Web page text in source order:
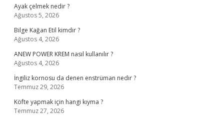
Ayak çelmek nedir ?
Ağustos 5, 2026
Bilge Kağan Etil kimdir ?
Ağustos 4, 2026
ANEW POWER KREM nasıl kullanılır ?
Ağustos 4, 2026
İngiliz kornosu da denen enstrüman nedir ?
Temmuz 29, 2026
Köfte yapmak için hangi kıyma ?
Temmuz 27, 2026